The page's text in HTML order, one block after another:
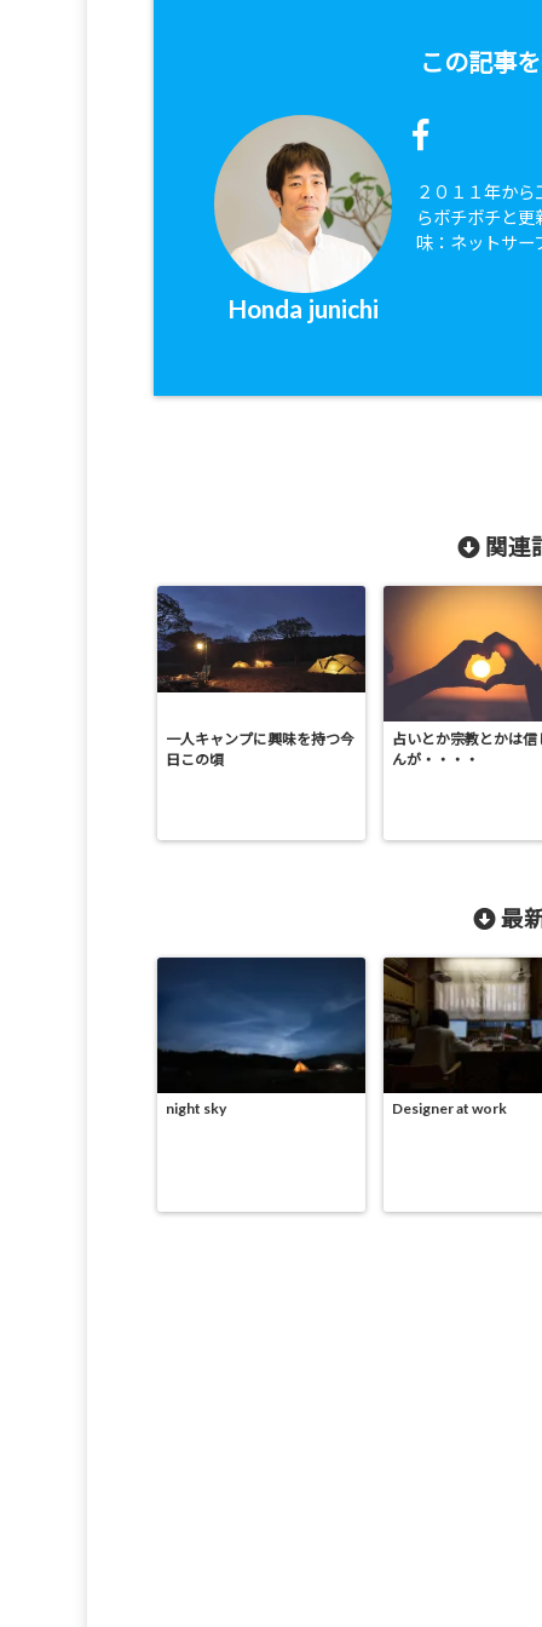
この記事
Honda junichi
２０１１年か
らボチボチと更
味：ネットサー
関連
一人キャンプに興味を持つ今
日この頃
占いとか宗教とかは信
んが・・・・
最
night sky Designer at work